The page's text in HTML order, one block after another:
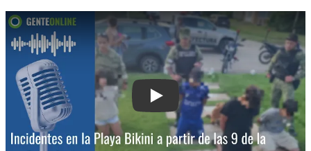
Play: Incidentes en la Playa Bikini: a